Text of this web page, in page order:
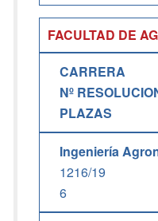
FACULTAD DE
CARRERA
Nº
PLAZAS
Ingeniería
1216/19
6